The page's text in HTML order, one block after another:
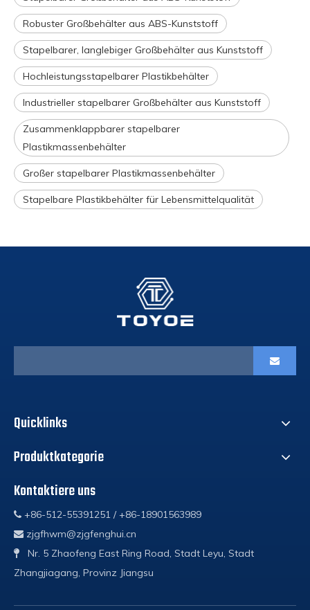
Robuster Großbehälter aus ABS-Kunststoff
Stapelbarer, langlebiger Großbehälter aus Kunststoff
Hochleistungsstapelbarer Plastikbehälter
Industrieller stapelbarer Großbehälter aus Kunststoff
Zusammenklappbarer stapelbarer
Plastikmassenbehälter
Großer stapelbarer Plastikmassenbehälter
Stapelbare Plastikbehälter für Lebensmittelqualität
Quicklinks
Produktkategorie
Kontaktiere uns
 +86-512-55391251 / +86-18901563989
 zjgfhwm@zjgfenghui.cn

Nr. 5 Zhaofeng East Ring Road, Stadt Leyu, Stadt
Zhangjiagang, Provinz Jiangsu